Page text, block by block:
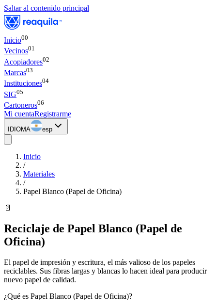
Saltar al contenido principal
Inicio00
Vecinos01
Acopiadores02
Marcas03
Instituciones04
SIG05
Cartoneros06
Mi cuentaRegistrarme
IDIOMA esp
Inicio
/
Materiales
/
Papel Blanco (Papel de Oficina)
📄
Reciclaje de Papel Blanco (Papel de
Oficina)
El papel de impresión y escritura, el más valioso de los papeles
reciclables. Sus fibras largas y blancas lo hacen ideal para producir
nuevo papel de calidad.
¿Qué es Papel Blanco (Papel de Oficina)?